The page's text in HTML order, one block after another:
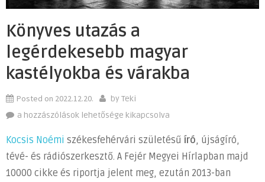
Könyves utazás a
legérdekesebb magyar
kastélyokba és várakba
Posted on 2022.12.20. byTeki
Könyves
a
legérdekesebb
magyar
a hozzászólások lehetősége kikapcsolva
Kocsis Noémi székesfehérvári születésű író, újságíró,
tévé- és rádiószerkesztő. A Fejér Megyei Hírlapban majd
10000 cikke és riportja jelent meg, ezután 2013-ban